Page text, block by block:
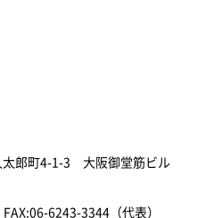
郎町4-1-3 大阪御堂筋ビル
6243-3344​（代表）